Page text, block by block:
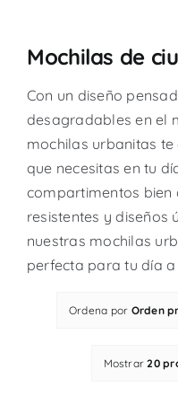
BANDOLERAS
COLECCIONES
P&W BY YOU
Mochilas de
Con un diseño
desagradables en el
mochilas urbanitas
que necesitas en tu
compartimentos bien
resistentes y diseños
nuestras mochilas
perfecta para tu día a
Ordena por Orden
Mostrar20